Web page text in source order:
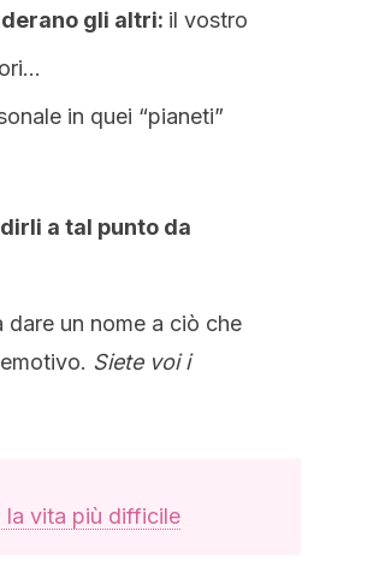
gli altri: il vostro
in quei “pianeti”
a tal punto da
dare un nome a ciò che
Siete voi i
la vita più difficile